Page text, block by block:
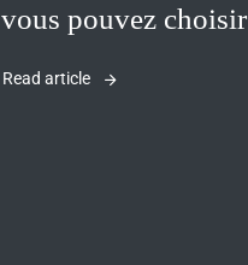
vous pouvez choisir
Read article